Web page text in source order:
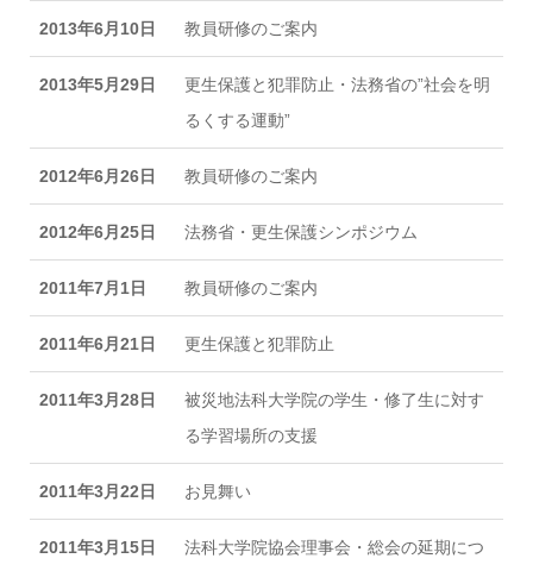
2013年6月10日 教員研修のご案内
2013年5月29日
更生保護と犯罪防止・法務省の”社会を明
るくする運動”
2012年6月26日 教員研修のご案内
2012年6月25日 法務省・更生保護シンポジウム
2011年7月1日 教員研修のご案内
2011年6月21日 更生保護と犯罪防止
2011年3月28日
被災地法科大学院の学生・修了生に対す
る学習場所の支援
2011年3月22日 お見舞い
2011年3月15日
法科大学院協会理事会・総会の延期につ